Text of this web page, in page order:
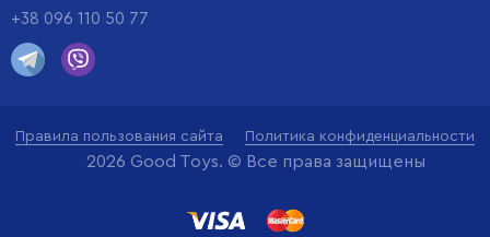
+38 096 110 50 77
Правила пользования сайта Политика конфиденциальности
2026 Good Toys. © Все права защищены